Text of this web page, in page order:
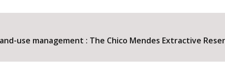
use management : The Chico Mendes Extractive